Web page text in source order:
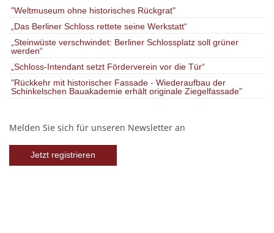
"Weltmuseum ohne historisches Rückgrat"
„Das Berliner Schloss rettete seine Werkstatt“
„Steinwüste verschwindet: Berliner Schlossplatz soll grüner
werden“
„Schloss-Intendant setzt Förderverein vor die Tür“
"Rückkehr mit historischer Fassade - Wiederaufbau der
Schinkelschen Bauakademie erhält originale Ziegelfassade"
Melden Sie sich für unseren Newsletter an
Jetzt registrieren